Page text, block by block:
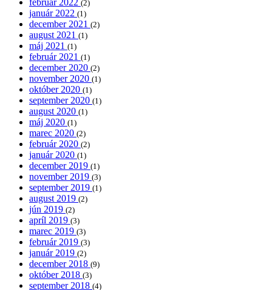
(2)
január 2022 (1)
december 2021 (2)
august 2021 (1)
máj 2021 (1)
február 2021 (1)
december 2020 (2)
november 2020 (1)
október 2020 (1)
september 2020 (1)
august 2020 (1)
máj 2020 (1)
marec 2020 (2)
február 2020 (2)
január 2020 (1)
december 2019 (1)
november 2019 (3)
september 2019 (1)
august 2019 (2)
jún 2019 (2)
apríl 2019 (3)
marec 2019 (3)
február 2019 (3)
január 2019 (2)
december 2018 (9)
október 2018 (3)
september 2018 (4)